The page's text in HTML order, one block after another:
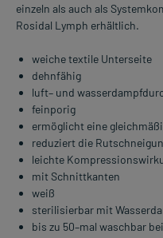
einzeln als auch als
Rosidal Lymph erhältlich.
weiche textile Unterseite
dehnfähig
luft– und
feinporig
ermöglicht eine
reduziert die
leichte
mit Schnittkanten
weiß
sterilisierbar mit
bis zu 50–mal waschbar